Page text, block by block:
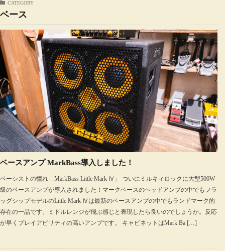
CATEGORY
ベース
ベースアンプ MarkBass導入しました！
ベーシストの憧れ「MarkBass Little Mark Ⅳ」 ついにミルキィロックに大型500W
級のベースアンプが導入されました！マークベースのヘッドアンプの中でもフラ
ッグシップモデルのLittle Mark Ⅳは最新のベースアンプの中でもランドマーク的
存在の一品です。ミドルレンジが飛ぶ感じと表現したら良いのでしょうか。反応
が早くプレイアビリティの高いアンプです。 キャビネットはMark Ba […]